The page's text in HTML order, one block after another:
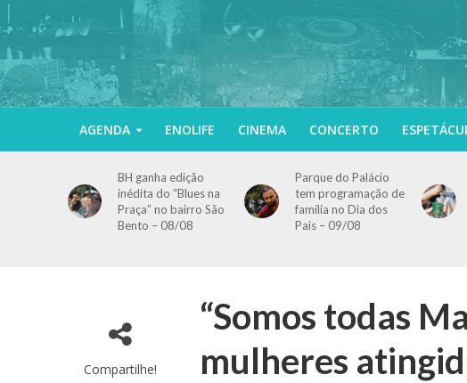
AGENDA ENOLIFE CINEMA CONCERTO
BH ganha edição
inédita do “Blues na
Praça” no bairro São
Bento – 08/08
Parque do Palácio
tem programação de
família no Dia dos
Pais – 09/08
Compartilhe!
“Somos todas
mulheres